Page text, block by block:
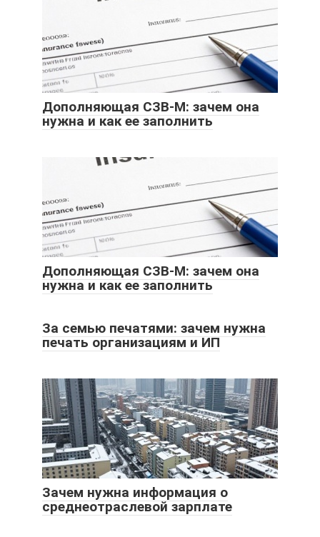
Дополняющая СЗВ-М: зачем она
нужна и как ее заполнить
Дополняющая СЗВ-М: зачем она
нужна и как ее заполнить
За семью печатями: зачем нужна
печать организациям и ИП
Зачем нужна информация о
среднеотраслевой зарплате